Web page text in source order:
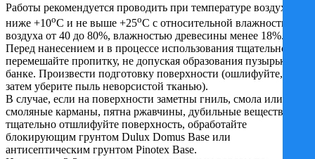
Работы рекомендуется проводить при температуре воздуха не
ниже +10oC и не выше +25oC с относительной влажностью
воздуха от 40 до 80%, влажностью древесины менее 18%.
Перед нанесением и в процессе использования тщательно
перемешайте пропитку, не допуская образования пузырьков в
банке. Произвести подготовку поверхности (ошлифуйте,
затем уберите пыль неворсистой тканью).
В случае, если на поверхности заметны гниль, смола или
смоляные карманы, пятна ржавчины, дубильные вещества
тщательно отшлифуйте поверхность, обработайте
блокирующим грунтом Dulux Domus Base или
антисептическим грунтом Pinotex Base.